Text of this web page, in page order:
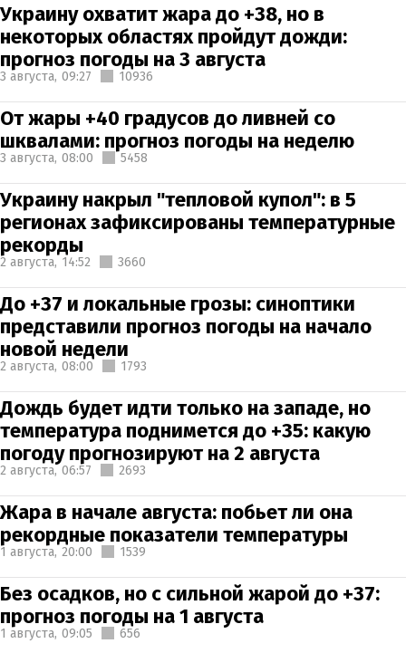
Украину охватит жара до +38, но в
некоторых областях пройдут дожди:
прогноз погоды на 3 августа
3 августа, 09:27 10936
От жары +40 градусов до ливней со
шквалами: прогноз погоды на неделю
3 августа, 08:00 5458
Украину накрыл "тепловой купол": в 5
регионах зафиксированы температурные
рекорды
2 августа, 14:52 3660
До +37 и локальные грозы: синоптики
представили прогноз погоды на начало
новой недели
2 августа, 08:00 1793
Дождь будет идти только на западе, но
температура поднимется до +35: какую
погоду прогнозируют на 2 августа
2 августа, 06:57 2693
Жара в начале августа: побьет ли она
рекордные показатели температуры
1 августа, 20:00 1539
Без осадков, но с сильной жарой до +37:
прогноз погоды на 1 августа
1 августа, 09:05 656